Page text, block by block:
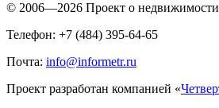
© 2006—2026 Проект о недвижимости
Телефон: +7 (484) 395-64-65
Почта: info@informetr.ru
Проект разработан компанией «